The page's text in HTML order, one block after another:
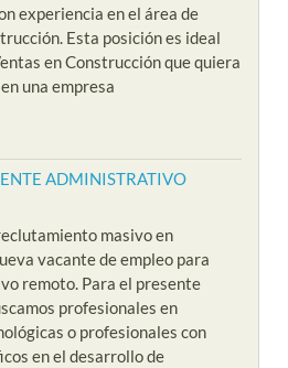
experiencia en el área de
Esta posición es ideal
en Construcción que quiera
una empresa
ADMINISTRATIVO
masivo en
vacante de empleo para
remoto. Para el presente
profesionales en
o profesionales con
en el desarrollo de